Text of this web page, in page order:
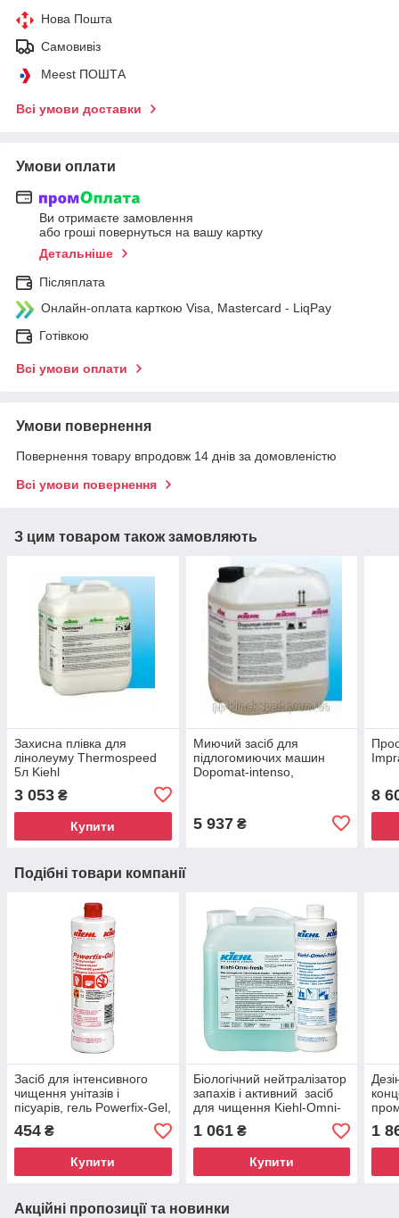
Нова Пошта
Самовивіз
Meest ПОШТА
Всі умови доставки
Умови оплати
Ви отримаєте замовлення
або гроші повернуться на вашу картку
Детальніше
Післяплата
Онлайн-оплата карткою Visa, Mastercard - LiqPay
Готівкою
Всі умови оплати
Умови повернення
Повернення товару впродовж 14 днів за домовленістю
Всі умови повернення
З цим товаром також замовляють
Захисна плівка для
лінолеуму Thermospeed
5л Kiehl
3 053 ₴
Купити
Миючий засіб для
підлогомиючих машин
Dopomat-intenso,
5 937₴
8
Подібні товари компанії
Засіб для інтенсивного
чищення унітазів і
пісуарів, гель Powerfix-Gel,
1л Kiehl
454 ₴
Купити
Біологічний нейтралізатор
запахів і активний засіб
для чищення Kiehl-Omni-
fresh, 1 л, Kiehl
1 061₴
Купити
1
Акційні пропозиції та новинки